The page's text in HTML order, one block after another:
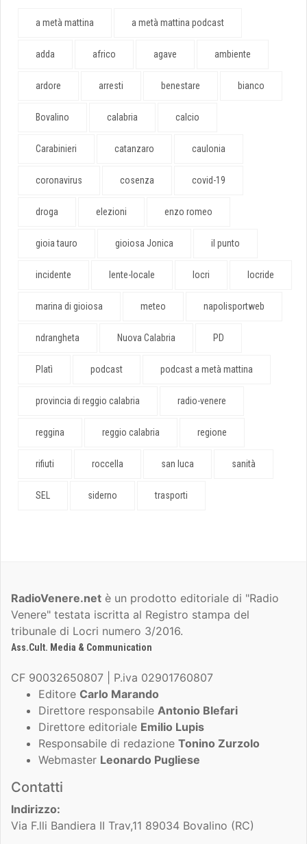
a metà mattina a metà mattina podcast
adda africo agave ambiente
ardore arresti benestare bianco
Bovalino calabria calcio
Carabinieri catanzaro caulonia
coronavirus cosenza covid-19
droga elezioni enzo romeo
gioia tauro gioiosa Jonica il punto
incidente lente-locale locri locride
marina di gioiosa meteo napolisportweb
ndrangheta Nuova Calabria PD
Platì podcast podcast a metà mattina
provincia di reggio calabria radio-venere
reggina reggio calabria regione
rifiuti roccella san luca sanità
SEL siderno trasporti
RadioVenere.net è un prodotto editoriale di "Radio
Venere" testata iscritta al Registro stampa del
tribunale di Locri numero 3/2016.
Ass.Cult. Media & Communication
CF 90032650807 | P.iva 02901760807
Editore Carlo Marando
Direttore responsabile Antonio Blefari
Direttore editoriale Emilio Lupis
Responsabile di redazione Tonino Zurzolo
Webmaster Leonardo Pugliese
Contatti
Indirizzo:
Via F.lli Bandiera II Trav,11 89034 Bovalino (RC)